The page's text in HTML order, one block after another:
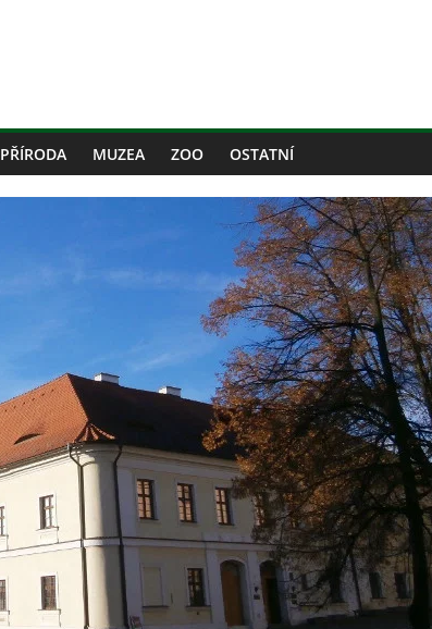
PŘÍRODA MUZEA ZOO OSTATNÍ